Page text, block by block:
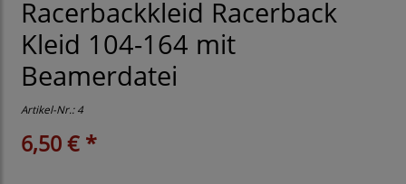
Racerbackkleid Racerback
Kleid 104-164 mit
Beamerdatei
Artikel-Nr.:4
6,50 € *